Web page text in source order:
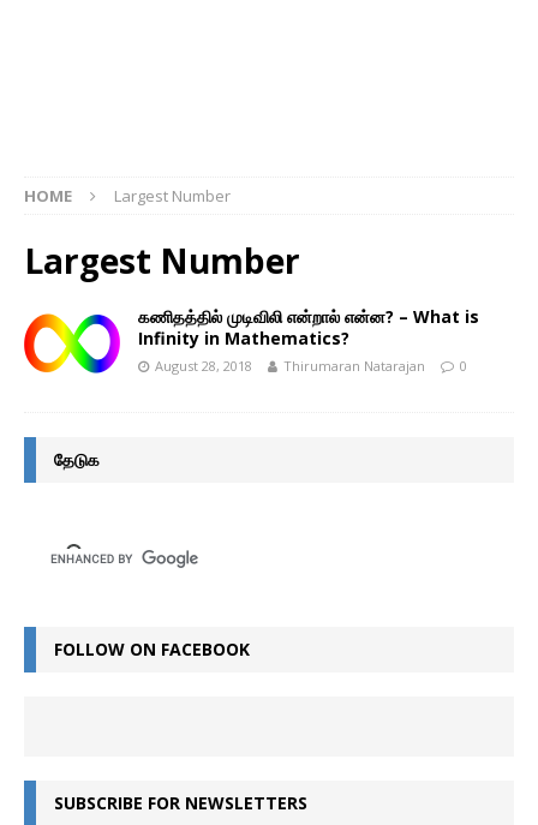
HOME Largest Number
Largest Number
கணிதத்தில் முடிவிலி என்றால் என்ன? – What is
Infinity in Mathematics?
August 28, 2018 Thirumaran Natarajan 0
தேடுக
FOLLOW ON FACEBOOK
SUBSCRIBE FOR NEWSLETTERS